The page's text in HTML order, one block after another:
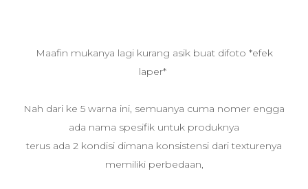
Maafin mukanya lagi kurang asik buat difoto *efek
laper*
Nah dari ke 5 warna ini, semuanya cuma nomer engga
ada nama spesifik untuk produknya
terus ada 2 kondisi dimana konsistensi dari texturenya
memiliki perbedaan,